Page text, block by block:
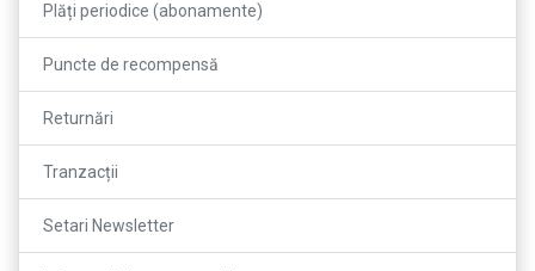
Plăți periodice (abonamente)
Puncte de recompensă
Returnări
Tranzacții
Setari Newsletter